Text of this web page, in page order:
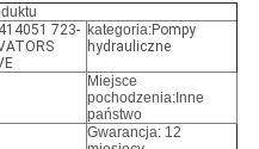
723- kategoria:Pompy
hydrauliczne
Miejsce
pochodzenia:Inne
państwo
Gwarancja: 12